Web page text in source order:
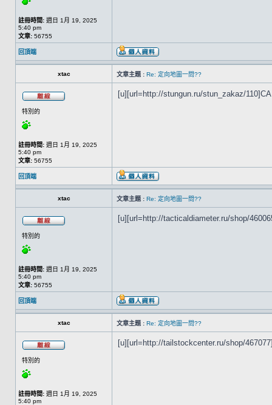
註冊時間: 週日 1月 19, 2025
5:40 pm
文章: 56755
回頂端
xtac 文章主題 : Re: 定向地圖一問??
特別的
註冊時間: 週日 1月 19, 2025
5:40 pm
文章: 56755
[u][url=http://stungun.ru/stun_zakaz/
回頂端
xtac 文章主題 : Re: 定向地圖一問??
特別的
註冊時間: 週日 1月 19, 2025
5:40 pm
文章: 56755
[u][url=http://tacticaldiameter.ru/shop/
回頂端
xtac 文章主題 : Re: 定向地圖一問??
特別的
註冊時間: 週日 1月 19, 2025
5:40 pm
[u][url=http://tailstockcenter.ru/shop/